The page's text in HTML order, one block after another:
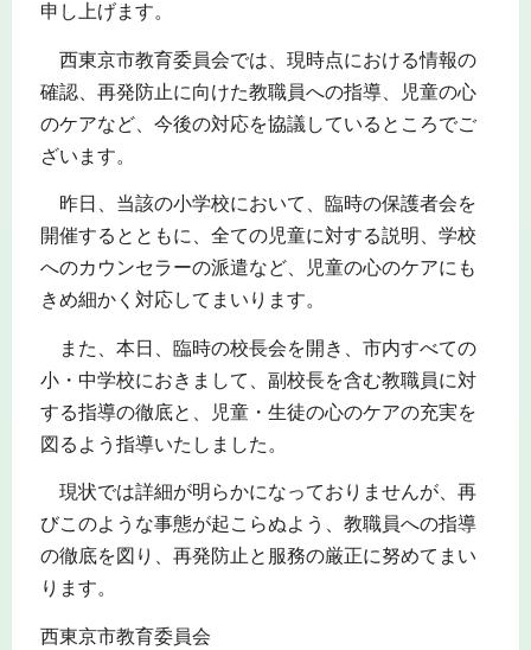
申し上げます。
西東京市教育委員会では、現時点における情報の
確認、再発防止に向けた教職員への指導、児童の心
のケアなど、今後の対応を協議しているところでご
ざいます。
昨日、当該の小学校において、臨時の保護者会を
開催するとともに、全ての児童に対する説明、学校
へのカウンセラーの派遣など、児童の心のケアにも
きめ細かく対応してまいります。
また、本日、臨時の校長会を開き、市内すべての
小・中学校におきまして、副校長を含む教職員に対
する指導の徹底と、児童・生徒の心のケアの充実を
図るよう指導いたしました。
現状では詳細が明らかになっておりませんが、再
びこのような事態が起こらぬよう、教職員への指導
の徹底を図り、再発防止と服務の厳正に努めてまい
ります。
西東京市教育委員会